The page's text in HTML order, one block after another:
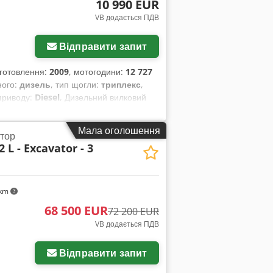
10 990 EUR
VB додається ПДВ
Відправити запит
2009, мотогодини: 12 727
дизель, тип щогли: триплекс,
Diesel, Дизельний вилковий
до роботи та повністю
гумові Передні шини стан: 20-40%
навантажувач CATERPILLAR
зміщення — щогла триплекс
— 12 727 мотогодин за показником —
циліндровий дизельний двигун
розжарювання — LED-система
стані!! Бокове зміщення, 3-тє
вітрове скло, напівкабіна,
Мала оголошення
L - Excavator - 3
68 500 EUR72 200 EUR
VB додається ПДВ
Відправити запит